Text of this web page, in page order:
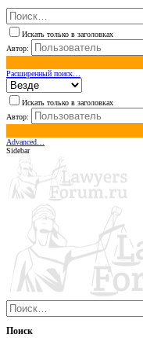
Искать только в заголовках
Автор:
Расширенный поиск…
Искать только в заголовках
Автор:
Advanced…
Sidebar
Поиск